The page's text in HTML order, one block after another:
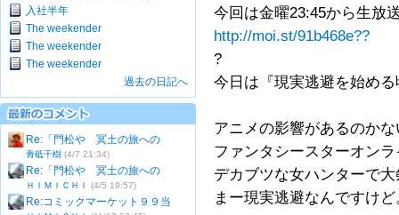
入社半年
The weekender
The weekender
The weekender
過去の日記へ
Re:「門松や 冥土の旅への
青砥千樹 (4/7 21:34)
Re:「門松や 冥土の旅への
ＨＩＭＩＣＨＩ (4/5 19:57)
Re:コミックマーケット９９当
今回は金曜23:45から生放
http://moi.st/91b468e??
?
今日は『現実逃避を始め
アニメの影響があるのか
ファンタシースターオン
デカブツな女ハンターで
まー現実逃避なんですけど